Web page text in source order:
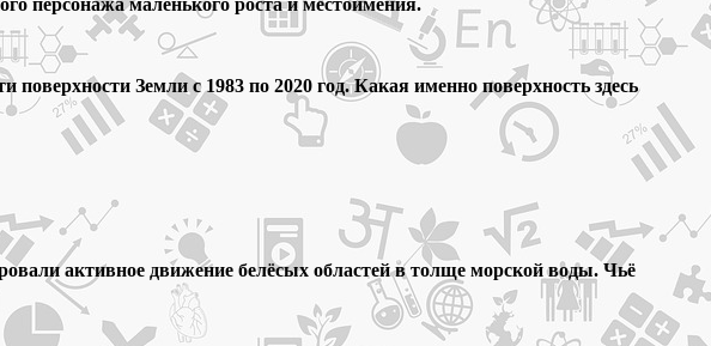
Земли с 1983 по 2020 год. Какая именно поверхность здесь
активное движение белёсых областей в толще морской воды. Чьё